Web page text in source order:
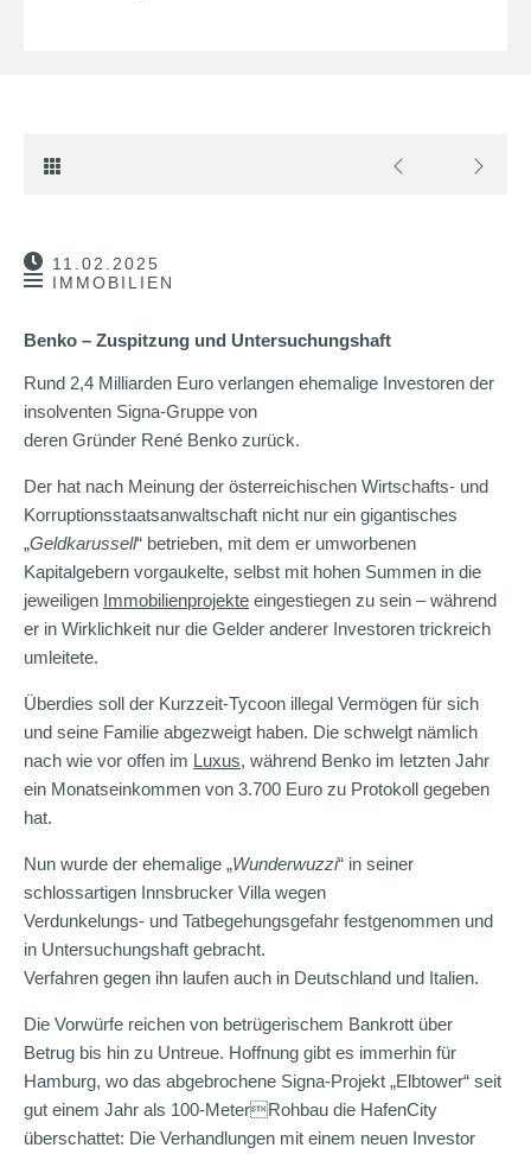
11.02.2025
IMMOBILIEN
Benko – Zuspitzung und Untersuchungshaft
Rund 2,4 Milliarden Euro verlangen ehemalige Investoren der
insolventen Signa-Gruppe von
deren Gründer René Benko zurück.
Der hat nach Meinung der österreichischen Wirtschafts- und
Korruptionsstaatsanwaltschaft nicht nur ein gigantisches
„Geldkarussell“ betrieben, mit dem er umworbenen
Kapitalgebern vorgaukelte, selbst mit hohen Summen in die
jeweiligen Immobilienprojekte eingestiegen zu sein – während
er in Wirklichkeit nur die Gelder anderer Investoren trickreich
umleitete.
Überdies soll der Kurzzeit-Tycoon illegal Vermögen für sich
und seine Familie abgezweigt haben. Die schwelgt nämlich
nach wie vor offen im Luxus, während Benko im letzten Jahr
ein Monatseinkommen von 3.700 Euro zu Protokoll gegeben
hat.
Nun wurde der ehemalige „Wunderwuzzi“ in seiner
schlossartigen Innsbrucker Villa wegen
Verdunkelungs- und Tatbegehungsgefahr festgenommen und
in Untersuchungshaft gebracht.
Verfahren gegen ihn laufen auch in Deutschland und Italien.
Die Vorwürfe reichen von betrügerischem Bankrott über
Betrug bis hin zu Untreue. Hoffnung gibt es immerhin für
Hamburg, wo das abgebrochene Signa-Projekt „Elbtower“ seit
gut einem Jahr als 100-MeterRohbau die HafenCity
überschattet: Die Verhandlungen mit einem neuen Investor